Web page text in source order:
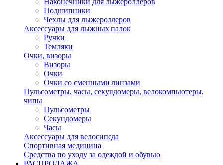
Наконечники для лыжероллеров
Подшипники
Чехлы для лыжероллеров
Аксессуары для лыжных палок
Ручки
Темляки
Очки, визоры
Визоры
Очки
Очки со сменными линзами
Пульсометры, часы, секундомеры, велокомпьютеры,
чипы
Пульсометры
Секундомеры
Часы
Аксессуары для велосипеда
Спортивная медицина
Средства по уходу за одеждой и обувью
РАСПРОДАЖА